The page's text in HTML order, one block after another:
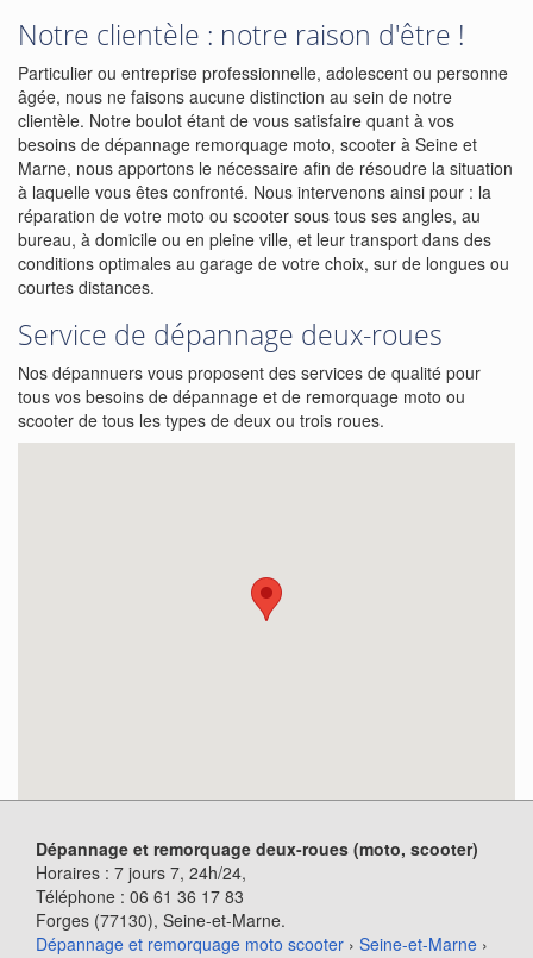
Notre clientèle : notre raison d'être !
Particulier ou entreprise professionnelle, adolescent ou personne
âgée, nous ne faisons aucune distinction au sein de notre
clientèle. Notre boulot étant de vous satisfaire quant à vos
besoins de dépannage remorquage moto, scooter à Seine et
Marne, nous apportons le nécessaire afin de résoudre la situation
à laquelle vous êtes confronté. Nous intervenons ainsi pour : la
réparation de votre moto ou scooter sous tous ses angles, au
bureau, à domicile ou en pleine ville, et leur transport dans des
conditions optimales au garage de votre choix, sur de longues ou
courtes distances.
Service de dépannage deux-roues
Nos dépannuers vous proposent des services de qualité pour
tous vos besoins de dépannage et de remorquage moto ou
scooter de tous les types de deux ou trois roues.
Dépannage et remorquage deux-roues (moto, scooter)
Horaires : 7 jours 7, 24h/24,
Téléphone : 06 61 36 17 83
Forges (77130), Seine-et-Marne.
Dépannage et remorquage moto scooter › Seine-et-Marne ›